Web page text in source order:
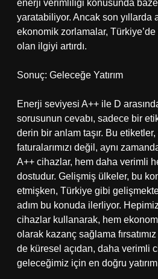
enerji verimliliği konusunda
yaratabiliyor. Ancak son yıllarda
ekonomik zorlamalar,
olan ilgiyi artırdı.
Sonuç: Geleceğe Yatırım
Enerji seviyesi A++ ile D
sorusunun cevabı, sadece bir
derin bir anlam taşır. Bu
faturalarımızı değil, aynı
A++ cihazlar, hem daha verimli
dostudur. Gelişmiş ülkeler, bu
etmişken, Türkiye gibi
adım bu konuda ilerliyor.
cihazlar kullanarak, hem
olarak kazanç sağlama
de küresel açıdan, daha verimli
geleceğimiz için en doğru yatırım